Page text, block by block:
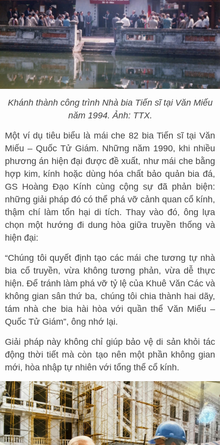
Khánh thành công trình Nhà bia Tiến sĩ tại Văn Miếu
năm 1994. Ảnh: TTX.
Một ví dụ tiêu biểu là mái che 82 bia Tiến sĩ tại Văn
Miếu – Quốc Tử Giám. Những năm 1990, khi nhiều
phương án hiện đại được đề xuất, như mái che bằng
hợp kim, kính hoặc dùng hóa chất bảo quản bia đá,
GS Hoàng Đạo Kính cùng cộng sự đã phản biện:
những giải pháp đó có thể phá vỡ cảnh quan cổ kính,
thậm chí làm tổn hại di tích. Thay vào đó, ông lựa
chọn một hướng đi dung hòa giữa truyền thống và
hiện đại:
“Chúng tôi quyết định tạo các mái che tương tự nhà
bia cổ truyền, vừa không tương phản, vừa dễ thực
hiện. Để tránh làm phá vỡ tỷ lệ của Khuê Văn Các và
không gian sân thứ ba, chúng tôi chia thành hai dãy,
tám nhà che bia hài hòa với quần thể Văn Miếu –
Quốc Tử Giám”, ông nhớ lại.
Giải pháp này không chỉ giúp bảo vệ di sản khỏi tác
động thời tiết mà còn tạo nên một phần không gian
mới, hòa nhập tự nhiên với tổng thể cổ kính.